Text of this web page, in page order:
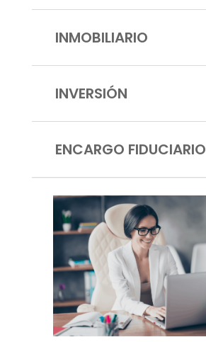
INMOBILIARIO
INVERSIÓN
ENCARGO FIDUCIARIO